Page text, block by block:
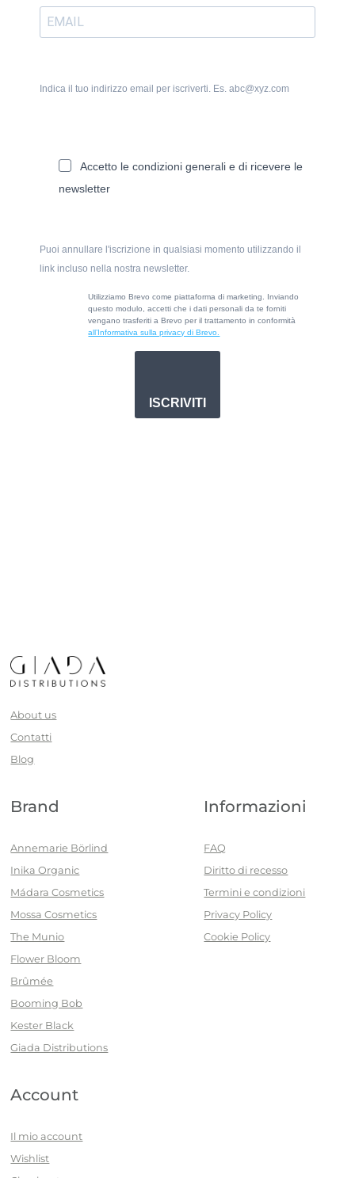
Indica il tuo indirizzo email per iscriverti. Es. abc@xyz.com
Accetto le condizioni generali e di ricevere le
newsletter
Puoi annullare l'iscrizione in qualsiasi momento utilizzando il
link incluso nella nostra newsletter.
Utilizziamo Brevo come piattaforma di marketing. Inviando
questo modulo, accetti che i dati personali da te forniti
vengano trasferiti a Brevo per il trattamento in conformità
all’Informativa sulla privacy di Brevo.
ISCRIVITI
About us
Contatti
Blog
Brand
Annemarie Börlind
Inika Organic
Mádara Cosmetics
Mossa Cosmetics
The Munio
Flower Bloom
Brûmée
Booming Bob
Kester Black
Giada Distributions
Informazioni
FAQ
Diritto di recesso
Termini e condizioni
Privacy Policy
Cookie Policy
Account
Il mio account
Wishlist